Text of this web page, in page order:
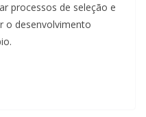
processos de seleção e
o desenvolvimento